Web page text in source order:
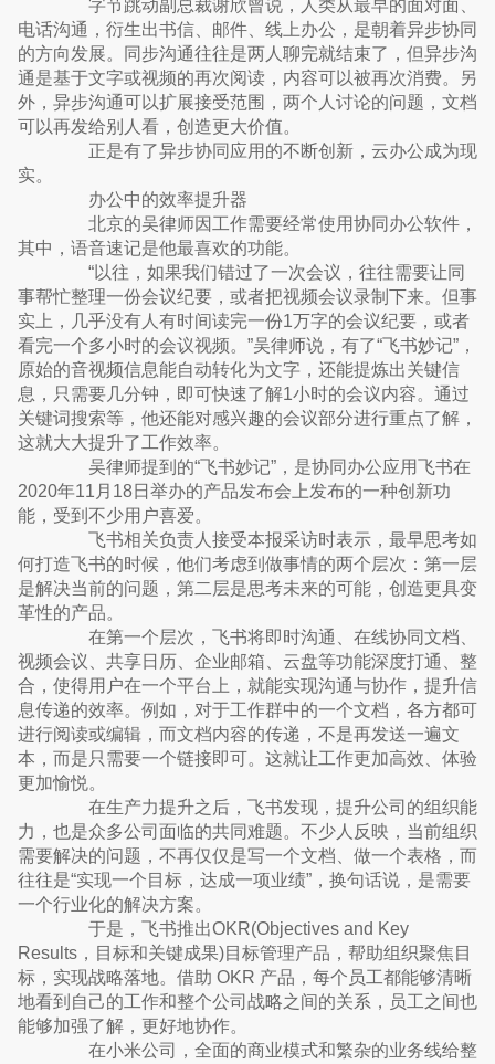
字节跳动副总裁谢欣曾说，人类从最早的面对面、
电话沟通，衍生出书信、邮件、线上办公，是朝着异步协同
的方向发展。同步沟通往往是两人聊完就结束了，但异步沟
通是基于文字或视频的再次阅读，内容可以被再次消费。另
外，异步沟通可以扩展接受范围，两个人讨论的问题，文档
可以再发给别人看，创造更大价值。
正是有了异步协同应用的不断创新，云办公成为现
实。
办公中的效率提升器
北京的吴律师因工作需要经常使用协同办公软件，
其中，语音速记是他最喜欢的功能。
“以往，如果我们错过了一次会议，往往需要让同
事帮忙整理一份会议纪要，或者把视频会议录制下来。但事
实上，几乎没有人有时间读完一份1万字的会议纪要，或者
看完一个多小时的会议视频。”吴律师说，有了“飞书妙记”，
原始的音视频信息能自动转化为文字，还能提炼出关键信
息，只需要几分钟，即可快速了解1小时的会议内容。通过
关键词搜索等，他还能对感兴趣的会议部分进行重点了解，
这就大大提升了工作效率。
吴律师提到的“飞书妙记”，是协同办公应用飞书在
2020年11月18日举办的产品发布会上发布的一种创新功
能，受到不少用户喜爱。
飞书相关负责人接受本报采访时表示，最早思考如
何打造飞书的时候，他们考虑到做事情的两个层次：第一层
是解决当前的问题，第二层是思考未来的可能，创造更具变
革性的产品。
在第一个层次，飞书将即时沟通、在线协同文档、
视频会议、共享日历、企业邮箱、云盘等功能深度打通、整
合，使得用户在一个平台上，就能实现沟通与协作，提升信
息传递的效率。例如，对于工作群中的一个文档，各方都可
进行阅读或编辑，而文档内容的传递，不是再发送一遍文
本，而是只需要一个链接即可。这就让工作更加高效、体验
更加愉悦。
在生产力提升之后，飞书发现，提升公司的组织能
力，也是众多公司面临的共同难题。不少人反映，当前组织
需要解决的问题，不再仅仅是写一个文档、做一个表格，而
往往是“实现一个目标，达成一项业绩”，换句话说，是需要
一个行业化的解决方案。
于是，飞书推出OKR(Objectives and Key
Results，目标和关键成果)目标管理产品，帮助组织聚焦目
标，实现战略落地。借助 OKR 产品，每个员工都能够清晰
地看到自己的工作和整个公司战略之间的关系，员工之间也
能够加强了解，更好地协作。
在小米公司，全面的商业模式和繁杂的业务线给整